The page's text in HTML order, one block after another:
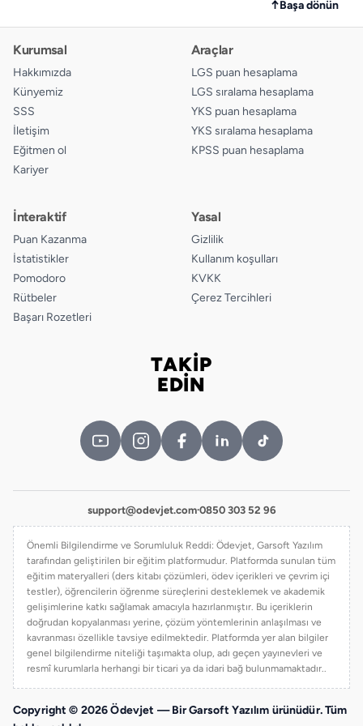
↑Başa dönün
Kurumsal
Hakkımızda
Künyemiz
SSS
İletişim
Eğitmen ol
Kariyer
Araçlar
LGS puan hesaplama
LGS sıralama hesaplama
YKS puan hesaplama
YKS sıralama hesaplama
KPSS puan hesaplama
İnteraktif
Puan Kazanma
İstatistikler
Pomodoro
Rütbeler
Başarı Rozetleri
Yasal
Gizlilik
Kullanım koşulları
KVKK
Çerez Tercihleri
TAKİP
EDİN
support@odevjet.com·0850 303 52 96
Önemli Bilgilendirme ve Sorumluluk Reddi: Ödevjet, Garsoft Yazılım
tarafından geliştirilen bir eğitim platformudur. Platformda sunulan tüm
eğitim materyalleri (ders kitabı çözümleri, ödev içerikleri ve çevrim içi
testler), öğrencilerin öğrenme süreçlerini desteklemek ve akademik
gelişimlerine katkı sağlamak amacıyla hazırlanmıştır. Bu içeriklerin
doğrudan kopyalanması yerine, çözüm yöntemlerinin anlaşılması ve
kavranması özellikle tavsiye edilmektedir. Platformda yer alan bilgiler
genel bilgilendirme niteliği taşımakta olup, adı geçen yayınevleri ve
resmî kurumlarla herhangi bir ticari ya da idari bağ bulunmamaktadır..
Copyright © 2026 Ödevjet — Bir Garsoft Yazılım ürünüdür. Tüm